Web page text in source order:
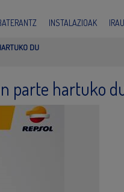
INSTALAZIOAK
DU
parte hartuko